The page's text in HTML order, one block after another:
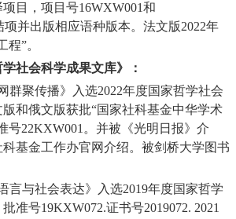
目，项目号16WXW001和
项并出版相应语种版本。法文版2022年
程”。
学社会科学成果文库》：
群聚传播》入选2022年度国家哲学社会
和俄文版获批“国家社科基金中华学术
号22KXW001 。并被《光明日报》介
基金工作办官网介绍。被剑桥大学图书
言与社会表达》入选2019年度国家哲学
批准号19KXW072.证书号2019072. 2021